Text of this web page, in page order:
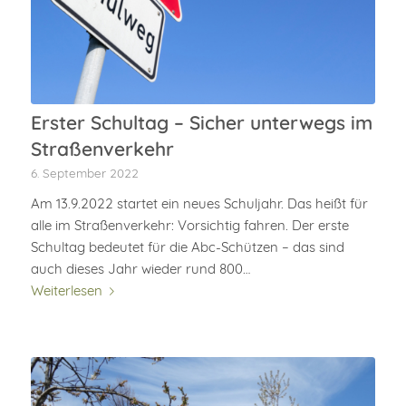
Erster Schultag – Sicher unterwegs im
Straßenverkehr
6. September 2022
Am 13.9.2022 startet ein neues Schuljahr. Das heißt für
alle im Straßenverkehr: Vorsichtig fahren. Der erste
Schultag bedeutet für die Abc-Schützen – das sind
auch dieses Jahr wieder rund 800…
Weiterlesen